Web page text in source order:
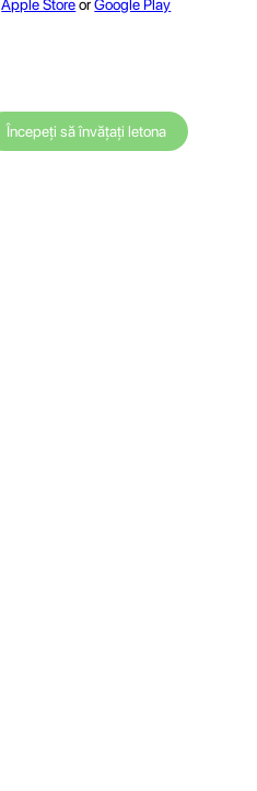
Apple StoreorGoogle Play
Începeți să învățați letona